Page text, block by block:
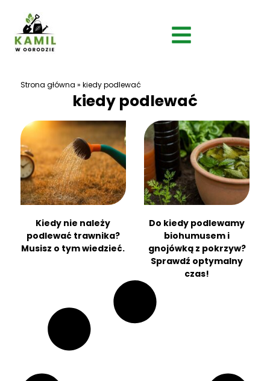
Strona główna » kiedy podlewać
kiedy podlewać
Kiedy nie należy
podlewać trawnika?
Musisz o tym wiedzieć.
Do kiedy podlewamy
biohumusem i
gnojówką z pokrzyw?
Sprawdź optymalny
czas!